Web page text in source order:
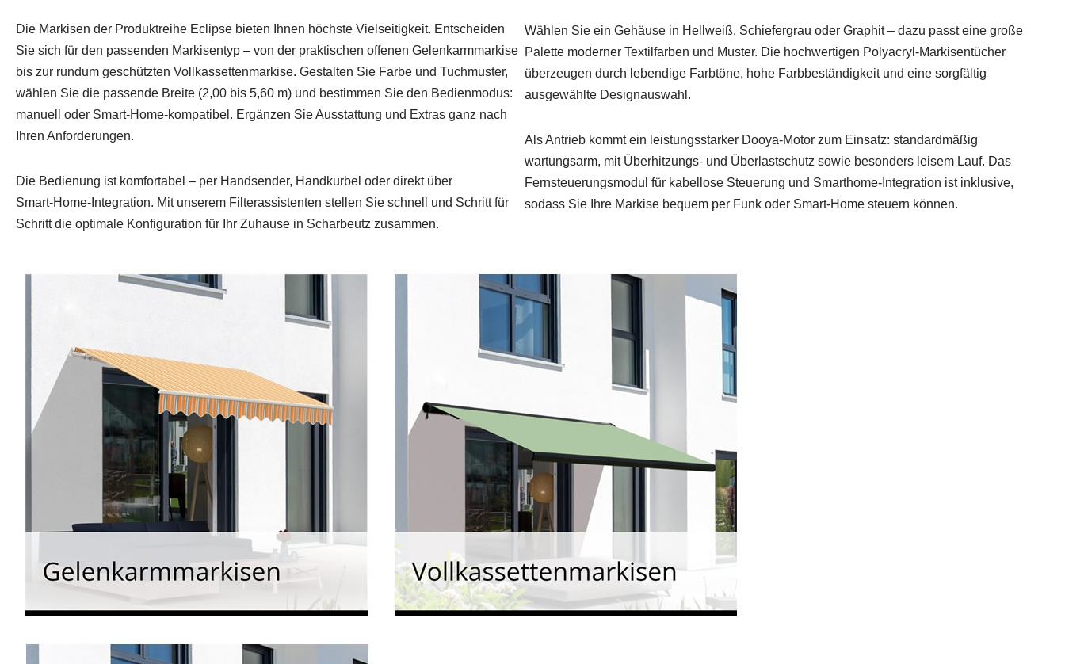
Die Markisen der Produktreihe Eclipse bieten Ihnen höchste Vielseitigkeit. Entscheiden
Sie sich für den passenden Markisentyp – von der praktischen offenen Gelenkarmmarkise
bis zur rundum geschützten Vollkassettenmarkise. Gestalten Sie Farbe und Tuchmuster,
wählen Sie die passende Breite (2,00 bis 5,60 m) und bestimmen Sie den Bedienmodus:
manuell oder Smart‑Home‑kompatibel. Ergänzen Sie Ausstattung und Extras ganz nach
Ihren Anforderungen.
Die Bedienung ist komfortabel – per Handsender, Handkurbel oder direkt über
Smart‑Home‑Integration. Mit unserem Filterassistenten stellen Sie schnell und Schritt für
Schritt die optimale Konfiguration für Ihr Zuhause in Scharbeutz zusammen.
Wählen Sie ein Gehäuse in Hellweiß, Schiefergrau oder Graphit – dazu passt eine große
Palette moderner Textilfarben und Muster. Die hochwertigen Polyacryl‑Markisentücher
überzeugen durch lebendige Farbtöne, hohe Farbbeständigkeit und eine sorgfältig
ausgewählte Designauswahl.
Als Antrieb kommt ein leistungsstarker Dooya‑Motor zum Einsatz: standardmäßig
wartungsarm, mit Überhitzungs‑ und Überlastschutz sowie besonders leisem Lauf. Das
Fernsteuerungsmodul für kabellose Steuerung und Smarthome‑Integration ist inklusive,
sodass Sie Ihre Markise bequem per Funk oder Smart‑Home steuern können.